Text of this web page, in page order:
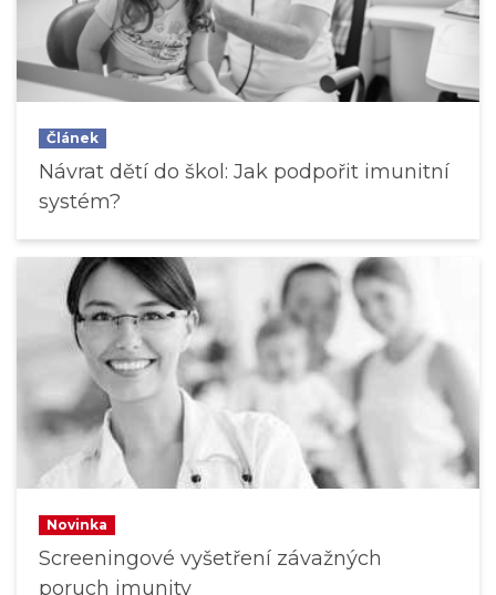
Článek
Návrat dětí do škol: Jak podpořit imunitní
systém?
Novinka
Screeningové vyšetření závažných
poruch imunity